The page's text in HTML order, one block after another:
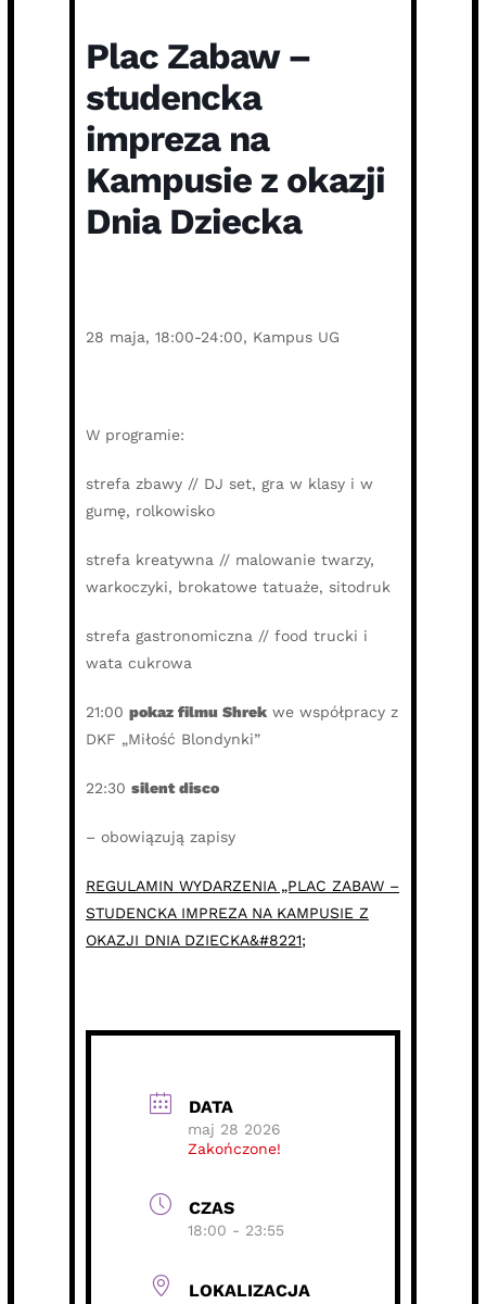
Plac Zabaw –
studencka
impreza na
Kampusie z okazji
Dnia Dziecka
28 maja, 18:00-24:00, Kampus UG
W programie:
strefa zbawy // DJ set, gra w klasy i w
gumę, rolkowisko
strefa kreatywna // malowanie twarzy,
warkoczyki, brokatowe tatuaże, sitodruk
strefa gastronomiczna // food trucki i
wata cukrowa
21:00 pokaz filmu Shrek we współpracy z
DKF „Miłość Blondynki”
22:30 silent disco
– obowiązują zapisy
REGULAMIN WYDARZENIA „PLAC ZABAW –
STUDENCKA IMPREZA NA KAMPUSIE Z
OKAZJI DNIA DZIECKA&#8221;
DATA
maj 28 2026
Zakończone!
CZAS
18:00 - 23:55
LOKALIZACJA